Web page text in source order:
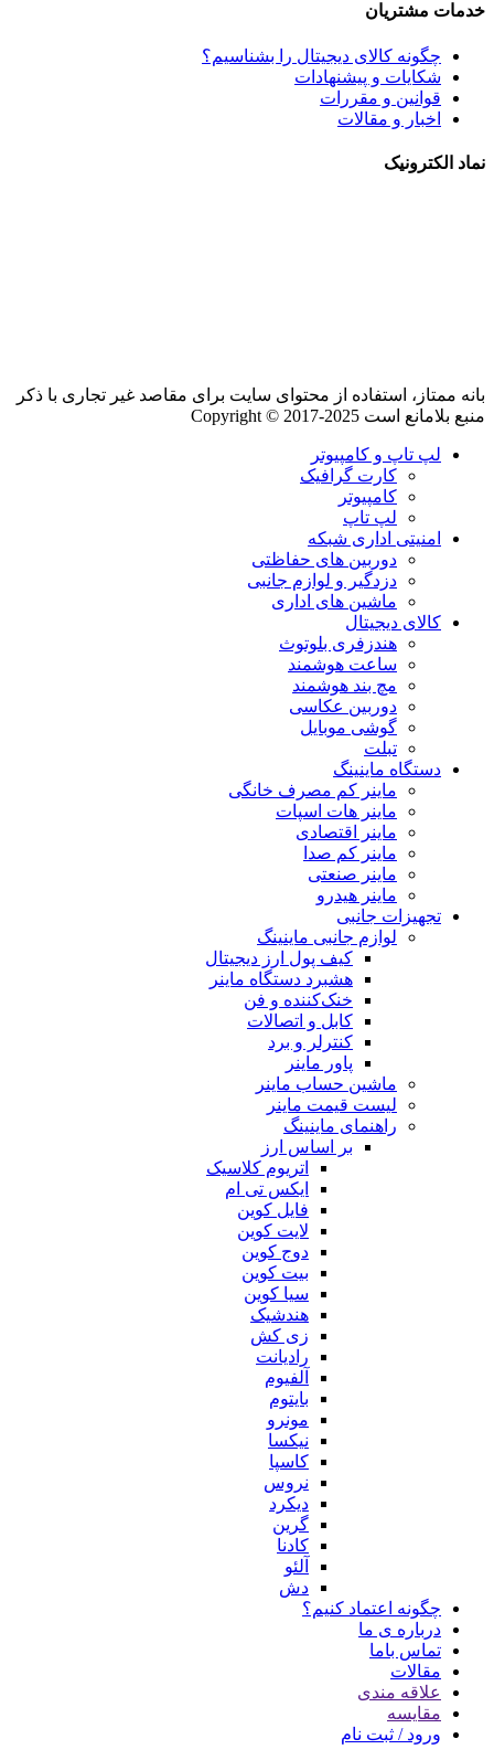
خدمات مشتریان
چگونه کالای دیجیتال را بشناسیم؟
شکایات و پیشنهادات
قوانین و مقررات
اخبار و مقالات
نماد الکترونیک
بانه ممتاز، استفاده از محتوای سایت برای مقاصد غیر تجاری با ذکر
منبع بلامانع است Copyright © 2017-2025
لپ تاپ و کامپیوتر
کارت گرافیک
کامپیوتر
لپ تاپ
امنیتی اداری شبکه
دوربین های حفاظتی
دزدگیر و لوازم جانبی
ماشین های اداری
کالای دیجیتال
هندزفری بلوتوث
ساعت هوشمند
مچ بند هوشمند
دوربین عکاسی
گوشی موبایل
تبلت
دستگاه ماینینگ
ماینر کم مصرف خانگی
ماینر هات اسپات
ماینر اقتصادی
ماینر کم‌ صدا
ماینر صنعتی
ماینر هیدرو
تجهیزات جانبی
لوازم جانبی ماینینگ
کیف پول ارز دیجیتال
هشبرد دستگاه ماینر
خنک‌کننده و فن
کابل و اتصالات
کنترلر و برد
پاور ماینر
ماشین حساب ماینر
لیست قیمت ماینر
راهنمای ماینینگ
بر اساس ارز
اتریوم کلاسیک
ایکس تی ام
فایل کوین
لایت کوین
دوج کوین
بیت کوین
سیا کوین
هندشیک
زی کش
رادیانت
آلفیوم
بایتوم
مونرو
نیکسا
کاسپا
نروس
دیکرد
گرین
کادنا
آلئو
دش
چگونه اعتماد کنیم؟
درباره ی ما
تماس باما
مقالات
علاقه مندی
مقایسه
ورود / ثبت نام